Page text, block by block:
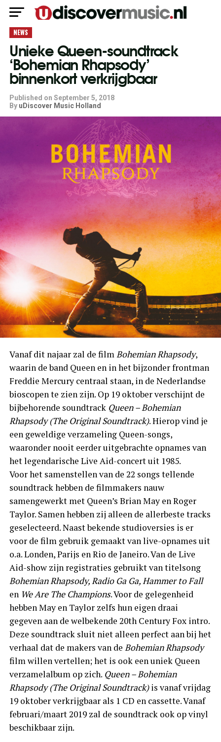
NEWS
Unieke Queen-soundtrack
‘Bohemian Rhapsody’
binnenkort verkrijgbaar
Published on September 5, 2018
By uDiscover Music Holland
Vanaf dit najaar zal de filmBohemian Rhapsody,
waarin de band Queen en in het bijzonder frontman
Freddie Mercury centraal staan, in de Nederlandse
bioscopen te zien zijn. Op 19 oktober verschijnt de
bijbehorende soundtrack Queen – Bohemian
Rhapsody (The Original Soundtrack). Hierop vind je
een geweldige verzameling Queen-songs,
waaronder nooit eerder uitgebrachte opnames van
het legendarische Live Aid-concert uit 1985.
Voor het samenstellen van de 22 songs tellende
soundtrack hebben de filmmakers nauw
samengewerkt met Queen’s Brian May en Roger
Taylor. Samen hebben zij alleen de allerbeste tracks
geselecteerd. Naast bekende studioversies is er
voor de film gebruik gemaakt van live-opnames uit
o.a. Londen, Parijs en Rio de Janeiro. Van de Live
Aid-show zijn registraties gebruikt van titelsong
Bohemian Rhapsody, Radio Ga Ga, Hammer to Fall
en We Are The Champions. Voor de gelegenheid
hebben May en Taylor zelfs hun eigen draai
gegeven aan de welbekende 20th Century Fox intro.
Deze soundtrack sluit niet alleen perfect aan bij het
verhaal dat de makers van de Bohemian Rhapsody
film willen vertellen; het is ook een uniek Queen
verzamelalbum op zich. Queen – Bohemian
Rhapsody (The Original Soundtrack)is vanaf vrijdag
19 oktober verkrijgbaar als 1 CD en cassette. Vanaf
februari/maart 2019 zal de soundtrack ook op vinyl
beschikbaar zijn.